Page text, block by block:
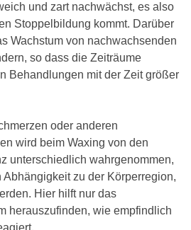
und zart nachwächst, es also
Stoppelbildung kommt. Darüber
Wachstum von nachwachsenden
so dass die Zeiträume
Behandlungen mit der Zeit größer
oder anderen
wird beim Waxing von den
unterschiedlich wahrgenommen,
zu der Körperregion,
Hier hilft nur das
herauszufinden, wie empfindlich